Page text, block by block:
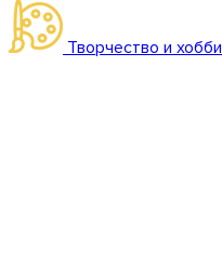
Творчество и хобби